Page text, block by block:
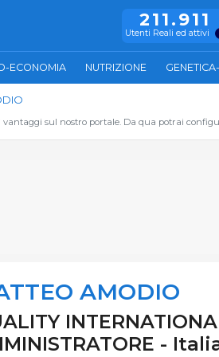
211.911
Utenti Reali ed attivi
ECONOMIA NUTRIZIONE
sul nostro portale. Da qua potrai
AMODIO
-